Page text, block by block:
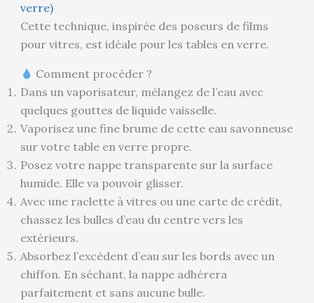
verre)
Cette technique, inspirée des poseurs de films
pour vitres, est idéale pour les tables en verre.
Comment procéder ?
Dans un vaporisateur, mélangez de l’eau avec
quelques gouttes de liquide vaisselle.
Vaporisez une fine brume de cette eau savonneuse
sur votre table en verre propre.
Posez votre nappe transparente sur la surface
humide. Elle va pouvoir glisser.
Avec une raclette à vitres ou une carte de crédit,
chassez les bulles d’eau du centre vers les
extérieurs.
Absorbez l’excédent d’eau sur les bords avec un
chiffon. En séchant, la nappe adhérera
parfaitement et sans aucune bulle.